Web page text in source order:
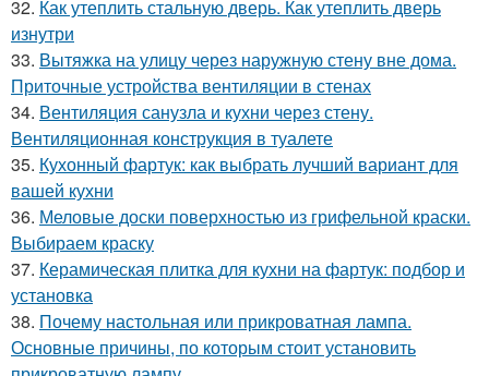
32. Как утеплить стальную дверь. Как утеплить дверь
изнутри
33. Вытяжка на улицу через наружную стену вне дома.
Приточные устройства вентиляции в стенах
34. Вентиляция санузла и кухни через стену.
Вентиляционная конструкция в туалете
35. Кухонный фартук: как выбрать лучший вариант для
вашей кухни
36. Меловые доски поверхностью из грифельной краски.
Выбираем краску
37. Керамическая плитка для кухни на фартук: подбор и
установка
38. Почему настольная или прикроватная лампа.
Основные причины, по которым стоит установить